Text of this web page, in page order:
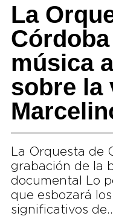
La
música
sobre la
La Orquesta de
grabación de la
documental Lo
que esbozará
significativos de…